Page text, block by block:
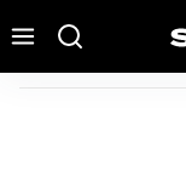
Ami Paris Ami de